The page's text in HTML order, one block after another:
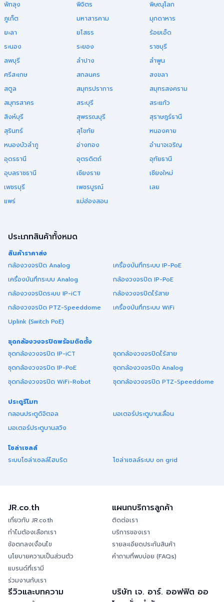
พัทลุง
พิจิตร
พิษณุโลก
ภูเก็ต
มหาสารคาม
มุกดาหาร
ยะลา
ยโสธร
ร้อยเอ็ด
ระนอง
ระยอง
ราชบุรี
ลพบุรี
ลำปาง
ลำพูน
ศรีสะเกษ
สกลนคร
สงขลา
สตูล
สมุทรปราการ
สมุทรสงคราม
สมุทรสาคร
สระบุรี
สระแก้ว
สิงห์บุรี
สุพรรณบุรี
สุราษฎร์ธานี
สุรินทร์
สุโขทัย
หนองคาย
หนองบัวลำภู
อ่างทอง
อำนาจเจริญ
อุดรธานี
อุตรดิตถ์
อุทัยธานี
อุบลราชธานี
เชียงราย
เชียงใหม่
เพชรบุรี
เพชรบูรณ์
เลย
แพร่
แม่ฮ่องสอน
ประเภทสินค้าทั้งหมด
สินค้าราคาส่ง
กล้องวงจรปิด Analog
เครื่องบันทึกระบบ IP-PoE
เครื่องบันทึกระบบ Analog
กล้องวงจรปิด IP-PoE
กล้องวงจรปิดระบบ IP-iCT
กล้องวงจรปิดไร้สาย
กล้องวงจรปิด PTZ-Speeddome
เครื่องบันทึกระบบ WiFi
Uplink (Switch PoE)
ชุดกล้องวงจรปิดพร้อมติดตั้ง
ชุดกล้องวงจรปิด IP-iCT
ชุดกล้องวงจรปิดไร้สาย
ชุดกล้องวงจรปิด IP-PoE
ชุดกล้องวงจรปิด Analog
ชุดกล้องวงจรปิด WiFi-Robot
ชุดกล้องวงจรปิด PTZ-Speeddome
ประตูรีโมท
กลอนประตูดิจิตอล
มอเตอร์ประตูบานเลื่อน
มอเตอร์ประตูบานสวิง
โซล่าเซลล์
ระบบโซล่าเซลล์ไฮบริด
โซล่าเซลล์ระบบ on grid
JR.co.th
เกี่ยวกับ JR.co.th
ทำไมต้องเลือกเรา
ข้อตกลงเงื่อนไข
นโยบายความเป็นส่วนตัว
แบรนด์ที่เรามี
ร่วมงานกับเรา
แผนกบริการลูกค้า
ติดต่อเรา
บริการของเรา
รายละเอียดประกันสินค้า
คำถามที่พบบ่อย (FAQs)
รีวิวและบทความ
บริษัท เจ. อาร์. ออฟฟิต ออ